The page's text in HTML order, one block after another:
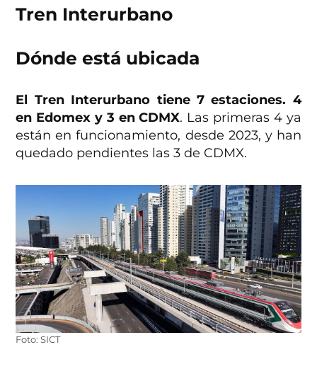
Tren Interurbano
Dónde está ubicada
El Tren Interurbano tiene 7 estaciones. 4
en Edomex y 3 en CDMX. Las primeras 4 ya
están en funcionamiento, desde 2023, y han
quedado pendientes las 3 de CDMX.
Foto: SICT